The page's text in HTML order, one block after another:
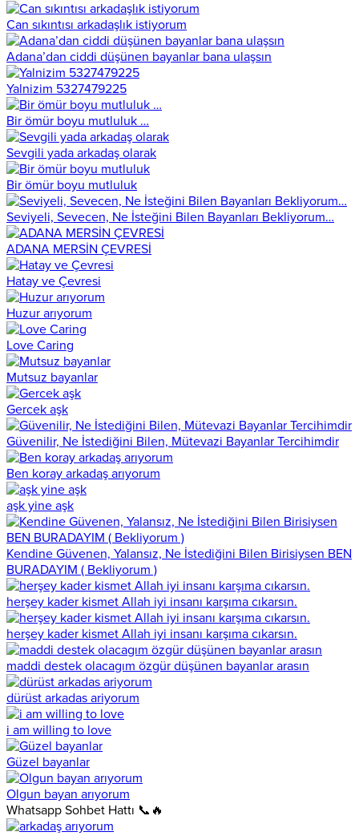
Can sıkıntısı arkadaşlık istiyorum
Adana’dan ciddi düşünen bayanlar bana ulaşsın
Yalnizim 5327479225
Bir ömür boyu mutluluk …
Sevgili yada arkadaş olarak
Bir ömür boyu mutluluk
Seviyeli, Sevecen, Ne İsteğini Bilen Bayanları Bekliyorum…
ADANA MERSİN ÇEVRESİ
Hatay ve Çevresi
Huzur arıyorum
Love Caring
Mutsuz bayanlar
Gercek aşk
Güvenilir, Ne İstediğini Bilen, Mütevazi Bayanlar Tercihimdir
Ben koray arkadaş arıyorum
aşk yine aşk
Kendine Güvenen, Yalansız, Ne İstediğini Bilen Birisiysen BEN
BURADAYIM ( Bekliyorum )
herşey kader kismet Allah iyi insanı karşıma cıkarsın.
herşey kader kismet Allah iyi insanı karşıma cıkarsın.
maddi destek olacagım özgür düşünen bayanlar arasın
dürüst arkadas ariyorum
i am willing to love
Güzel bayanlar
Olgun bayan arıyorum
Whatsapp Sohbet Hattı 📞🔥